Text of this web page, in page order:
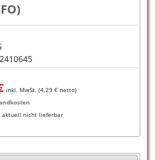
inkl. MwSt. (4,29€ netto)
aktuell nicht lieferbar